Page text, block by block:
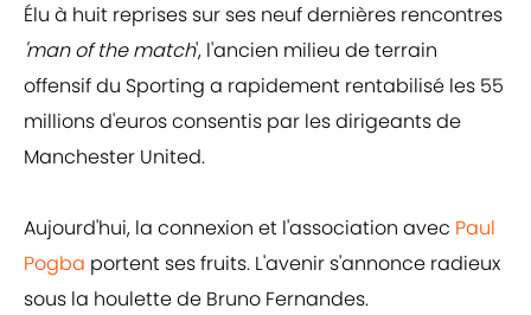
Élu à huit reprises sur ses neuf dernières rencontres
'man of the match', l'ancien milieu de terrain
offensif du Sporting a rapidement rentabilisé les 55
millions d'euros consentis par les dirigeants de
Manchester United.
Aujourd'hui, la connexion et l'association avec Paul
Pogba portent ses fruits. L'avenir s'annonce radieux
sous la houlette de Bruno Fernandes.